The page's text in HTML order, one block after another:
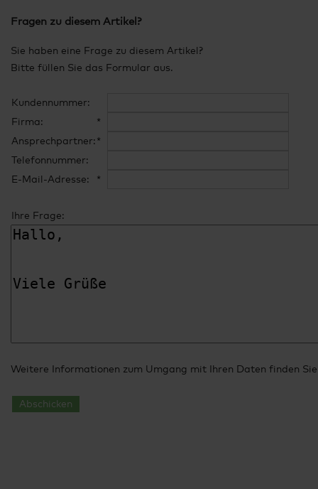
Fragen zu diesem Artikel?
Sie haben eine Frage zu diesem Artikel?
Bitte füllen Sie das Formular aus.
Kundennummer:
Firma:
*
Ansprechpartner:*
Telefonnummer:
E-Mail-Adresse:
*
Ihre Frage:
Weitere Informationen zum Umgang mit Ihren Daten finden
Abschicken